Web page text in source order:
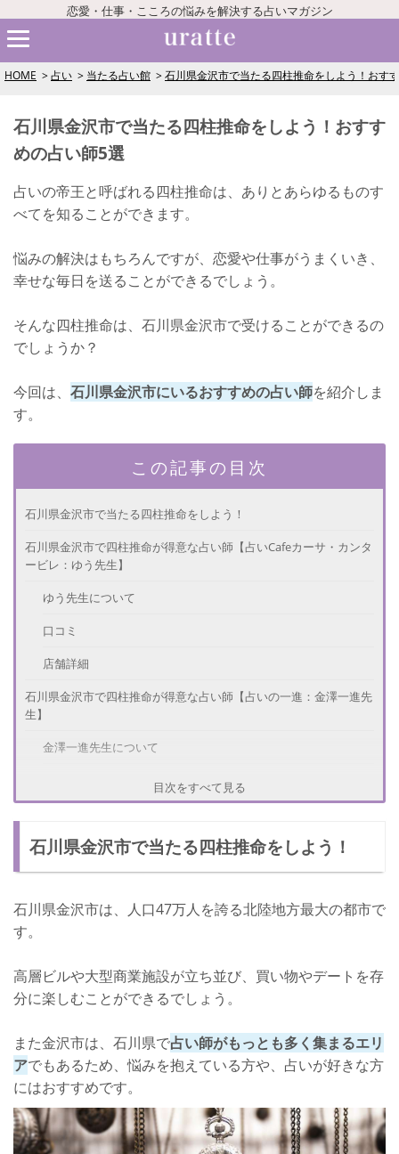
恋愛・仕事・こころの悩みを解決する占いマガジン
HOME 占い 当たる占い館 石川県金沢市で当たる四柱推命をしよう！おす
石川県金沢市で当たる四柱推命をしよう！おすす
めの占い師5選
占いの帝王と呼ばれる四柱推命は、ありとあらゆるものす
べてを知ることができます。
悩みの解決はもちろんですが、恋愛や仕事がうまくいき、
幸せな毎日を送ることができるでしょう。
そんな四柱推命は、石川県金沢市で受けることができるの
でしょうか？
今回は、 石川県金沢市にいるおすすめの占い師を紹介しま
す。
この記事の目次
石川県金沢市で当たる四柱推命をしよう！
石川県金沢市で四柱推命が得意な占い師【占いCafeカーサ・カンタ
ービレ：ゆう先生】
ゆう先生について
口コミ
店舗詳細
石川県金沢市で四柱推命が得意な占い師【占いの一進：金澤一進先
生】
金澤一進先生について
石川県金沢市で四柱推命が得意な占い師【占い館エンソー・金沢
石川県金沢市で四柱推命が得意な占い師【占い館・玉州：玉州(ぎ
玉州先生について
口コミ
店舗詳細
石川県金沢市で四柱推命が得意な占い師【レムリア：銀雷矢(しろ
目次をすべて見る
石川県金沢市で当たる四柱推命をしよう！
石川県金沢市は、人口47万人を誇る北陸地方最大の都市で
す。
高層ビルや大型商業施設が立ち並び、買い物やデートを存
分に楽しむことができるでしょう。
また金沢市は、石川県で占い師がもっとも多く集まるエリ
アでもあるため、悩みを抱えている方や、占いが好きな方
にはおすすめです。